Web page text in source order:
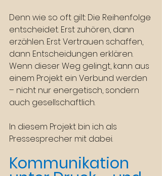
Denn wie so oft gilt: Die Reihenfolge
entscheidet. Erst zuhören, dann
erzählen. Erst Vertrauen schaffen,
dann Entscheidungen erklären.
Wenn dieser Weg gelingt, kann aus
einem Projekt ein Verbund werden
– nicht nur energetisch, sondern
auch gesellschaftlich.
In diesem Projekt bin ich als
Pressesprecher mit dabei.
Kommunikation